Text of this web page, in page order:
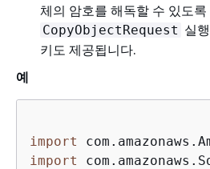
체의 암호를 해독할 수 있도록
CopyObjectRequest 실
키도 제공됩니다.
예
import
import